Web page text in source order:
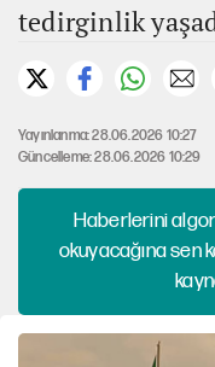
tedirginlik
Yayınlanma: 28.06.2026 10:27
Güncelleme: 28.06.2026 10:29
Haberlerini
okuyacağına sen